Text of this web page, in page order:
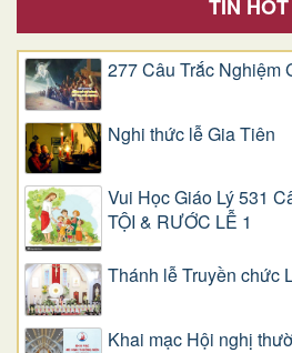
TIN HOT
277 Câu Trắc Nghiệm
Nghi thức lễ Gia Tiên
Vui Học Giáo Lý 531
TỘI & RƯỚC LỄ 1
Thánh lễ Truyền chức
Khai mạc Hội nghị